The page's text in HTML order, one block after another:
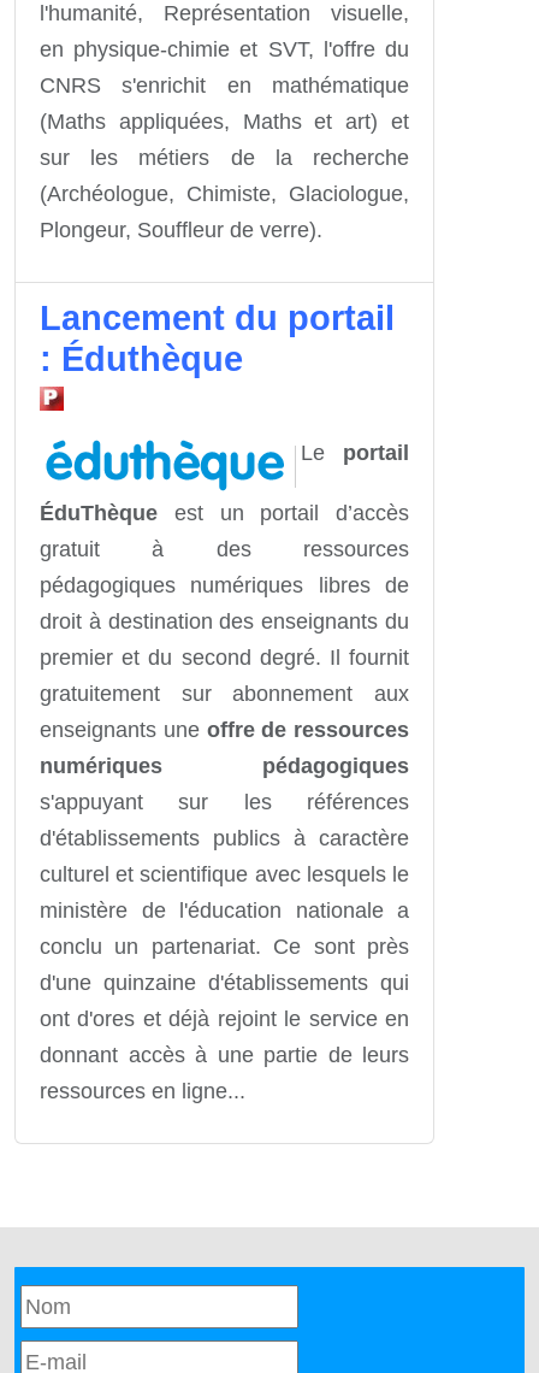
l'humanité, Représentation visuelle,
en physique-chimie et SVT, l'offre du
CNRS s'enrichit en mathématique
(Maths appliquées, Maths et art) et
sur les métiers de la recherche
(Archéologue, Chimiste, Glaciologue,
Plongeur, Souffleur de verre).
Lancement du portail
: Éduthèque
Le portail
ÉduThèque est un portail d’accès
gratuit à des ressources
pédagogiques numériques libres de
droit à destination des enseignants du
premier et du second degré. Il fournit
gratuitement sur abonnement aux
enseignants une offre de ressources
numériques pédagogiques
s'appuyant sur les références
d'établissements publics à caractère
culturel et scientifique avec lesquels le
ministère de l'éducation nationale a
conclu un partenariat. Ce sont près
d'une quinzaine d'établissements qui
ont d'ores et déjà rejoint le service en
donnant accès à une partie de leurs
ressources en ligne...